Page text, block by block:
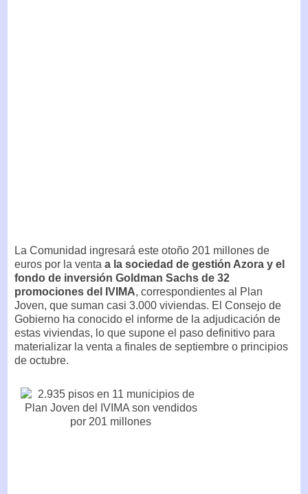
La Comunidad ingresará este otoño 201 millones de
euros por la venta a la sociedad de gestión Azora y el
fondo de inversión Goldman Sachs de 32
promociones del IVIMA, correspondientes al Plan
Joven, que suman casi 3.000 viviendas. El Consejo de
Gobierno ha conocido el informe de la adjudicación de
estas viviendas, lo que supone el paso definitivo para
materializar la venta a finales de septiembre o principios
de octubre.